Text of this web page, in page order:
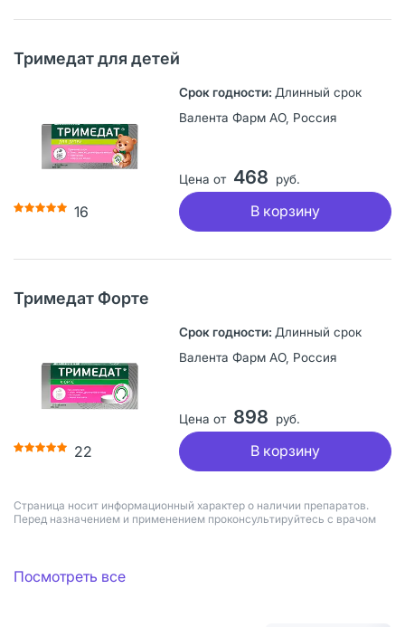
Тримедат для детей
16
Длинный срок
Валента Фарм АО, Россия
Цена от 468 руб.
В корзину
Тримедат Форте
22
Длинный срок
Валента Фарм АО, Россия
Цена от 898 руб.
В корзину
Страница носит информационный характер о наличии препаратов.
Перед назначением и применением проконсультируйтесь с врачом
Посмотреть все